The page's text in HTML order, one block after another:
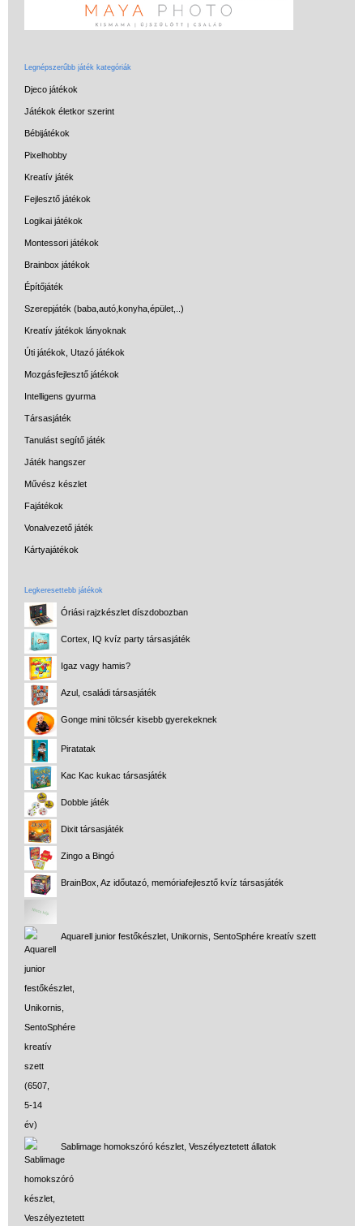
Legnépszerűbb játék kategóriák
Djeco játékok
Játékok életkor szerint
Bébijátékok
Pixelhobby
Kreatív játék
Fejlesztő játékok
Logikai játékok
Montessori játékok
Brainbox játékok
Építőjáték
Szerepjáték (baba,autó,konyha,épület,..)
Kreatív játékok lányoknak
Úti játékok, Utazó játékok
Mozgásfejlesztő játékok
Intelligens gyurma
Társasjáték
Tanulást segítő játék
Játék hangszer
Művész készlet
Fajátékok
Vonalvezető játék
Kártyajátékok
Legkeresettebb játékok
Óriási rajzkészlet díszdobozban
Cortex, IQ kvíz party társasjáték
Igaz vagy hamis?
Azul, családi társasjáték
Gonge mini tölcsér kisebb gyerekeknek
Piratatak
Kac Kac kukac társasjáték
Dobble játék
Dixit társasjáték
Zingo a Bingó
BrainBox, Az időutazó, memóriafejlesztő kvíz társasjáték
Aquarell junior festőkészlet, Unikornis, SentoSphére kreatív szett
Sablimage homokszóró készlet, Veszélyeztetett állatok
Miért vásárolj nálunk?